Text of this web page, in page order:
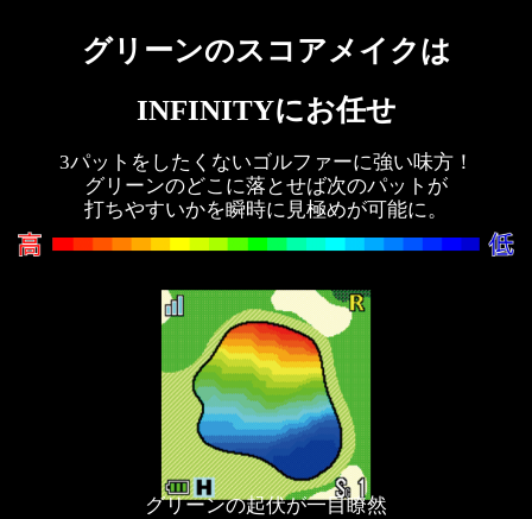
グリーンのスコアメイクは
INFINITYにお任せ
3パットをしたくないゴルファーに強い味方！
グリーンのどこに落とせば次のパットが
打ちやすいかを瞬時に見極めが可能に。
グリーンの起伏が一目瞭然